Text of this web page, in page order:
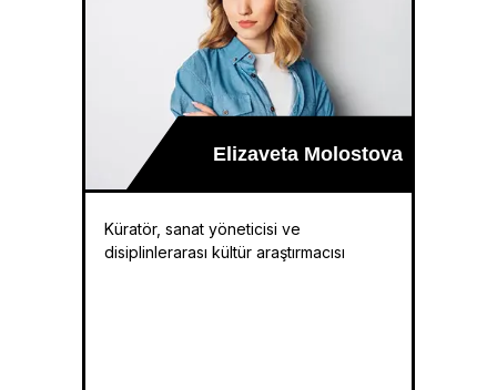
Küratör, sanat yöneticisi ve
disiplinlerarası kültür araştırmacısı
Elizaveta Molostova